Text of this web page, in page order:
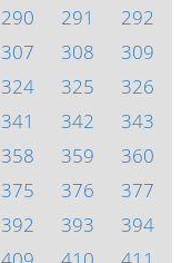
290 291
292
307 308
309
324 325
326
341 342
343
358 359
360
375 376
377
392 393
394